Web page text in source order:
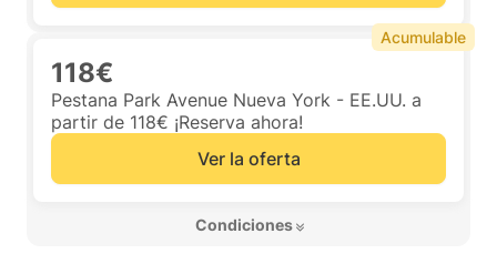
118€
Pestana Park Avenue Nueva York - EE.UU. a
partir de 118€ ¡Reserva ahora!
Ver la oferta
Condiciones
Acumulable